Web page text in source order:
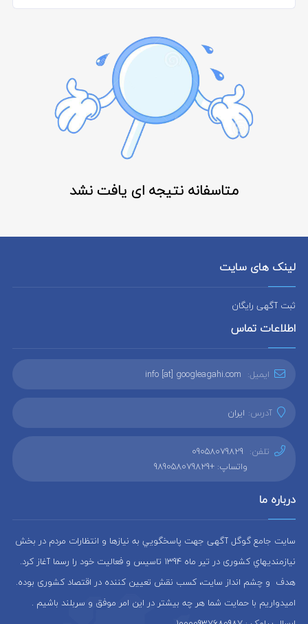
متاسفانه نتیجه ای یافت نشد
لینک های سایت
ثبت آگهی رایگان
اطلاعات تماس
ایمیل: info [at] googleagahi.com
آدرس: ایران
تلفن: 09058079829
واتساپ: +989058079829
درباره ما
سایت جامع گوگل آگهی جهت پاسخگويي به نيازها و انتظارات مردم در بخش
نيازمنديهاي کشوری در تير ماه 1394 تاسيس و فعاليت خود را رسما آغاز كرد.
هدف و چشم انداز سایت، كسب نقش تعيين كننده در اقتصاد کشوری بوده.
امیدواریم با حمایت شما هر چه بیشتر در این امر موفق و سربلند باشیم .